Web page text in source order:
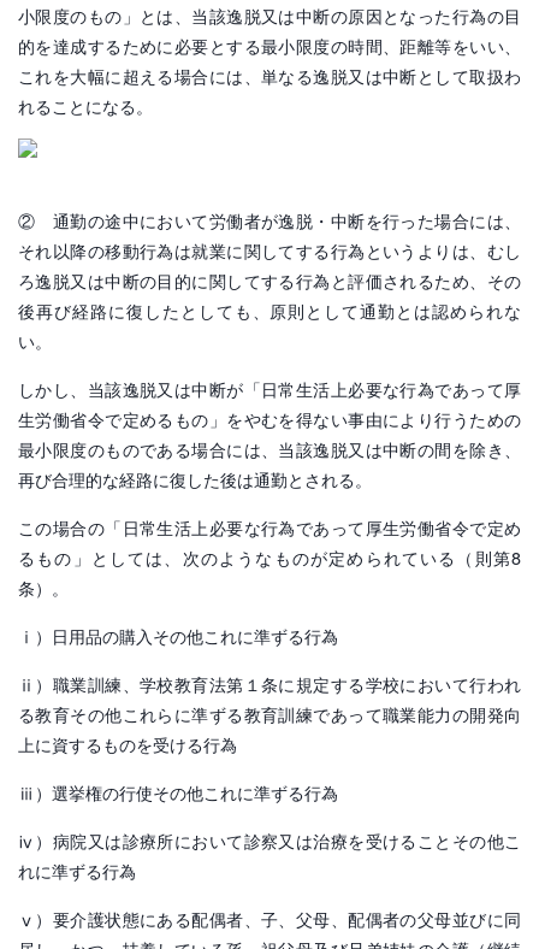
小限度のもの」とは、当該逸脱又は中断の原因となった行為の目
的を達成するために必要とする最小限度の時間、距離等をいい、
これを大幅に超える場合には、単なる逸脱又は中断として取扱わ
れることになる。
② 通勤の途中において労働者が逸脱・中断を行った場合には、
それ以降の移動行為は就業に関してする行為というよりは、むし
ろ逸脱又は中断の目的に関してする行為と評価されるため、その
後再び経路に復したとしても、原則として通勤とは認められな
い。
しかし、当該逸脱又は中断が「日常生活上必要な行為であって厚
生労働省令で定めるもの」をやむを得ない事由により行うための
最小限度のものである場合には、当該逸脱又は中断の間を除き、
再び合理的な経路に復した後は通勤とされる。
この場合の「日常生活上必要な行為であって厚生労働省令で定め
るもの」としては、次のようなものが定められている（則第8
条）。
ⅰ）日用品の購入その他これに準ずる行為
ⅱ）職業訓練、学校教育法第１条に規定する学校において行われ
る教育その他これらに準ずる教育訓練であって職業能力の開発向
上に資するものを受ける行為
ⅲ）選挙権の行使その他これに準ずる行為
ⅳ）病院又は診療所において診察又は治療を受けることその他こ
れに準ずる行為
ⅴ）要介護状態にある配偶者、子、父母、配偶者の父母並びに同